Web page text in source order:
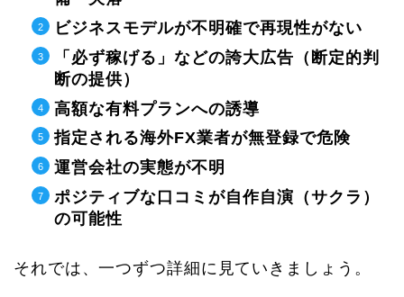
ビジネスモデルが不明確で再現性がない
「必ず稼げる」などの誇大広告（断定的判
断の提供）
高額な有料プランへの誘導
指定される海外FX業者が無登録で危険
運営会社の実態が不明
ポジティブな口コミが自作自演（サクラ）
の可能性
それでは、一つずつ詳細に見ていきましょう。